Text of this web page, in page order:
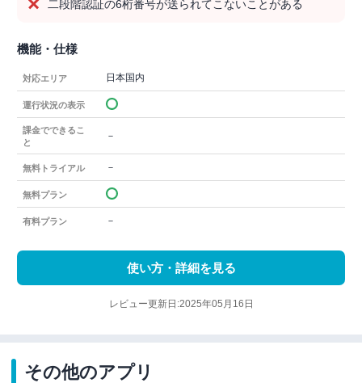
二段階認証の6桁番号が送られてこないことがある
機能・仕様
対応エリア 日本国内
運行状況の表示
課金でできるこ
と
－
無料トライアル －
無料プラン
有料プラン －
使い方・詳細を見る
レビュー更新日:2025年05月16日
その他のアプリ